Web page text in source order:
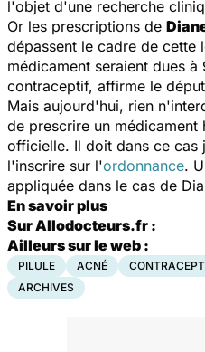
l'objet d'une recherche
Or les prescriptions de
dépassent le cadre de cette
médicament seraient dues
contraceptif, affirme le
Mais aujourd'hui, rien
de prescrire un
officielle. Il doit dans ce cas
l'inscrire sur l'ordonnance.
appliquée dans le cas de
En savoir plus
Sur Allodocteurs.fr :
Ailleurs sur le web :
PILULE ACNÉ
ARCHIVES